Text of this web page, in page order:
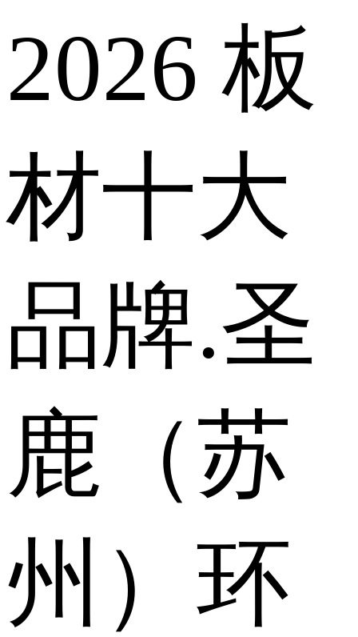
2026 板
材十大
品牌.圣
鹿（苏
州）环